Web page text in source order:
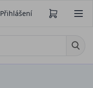
Přihlášení